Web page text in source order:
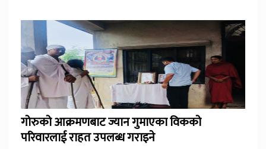
गोरुको आक्रमणबाट ज्यान गुमाएका विकको
परिवारलाई राहत उपलब्ध गराइने